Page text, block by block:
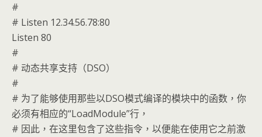
#
# Listen 12.34.56.78:80
Listen 80
#
# 动态共享支持（DSO）
#
# 为了能够使用那些以DSO模式编译的模块中的函数，你
必须有相应的“LoadModule”行，
# 因此，在这里包含了这些指令，以便能在使用它之前激